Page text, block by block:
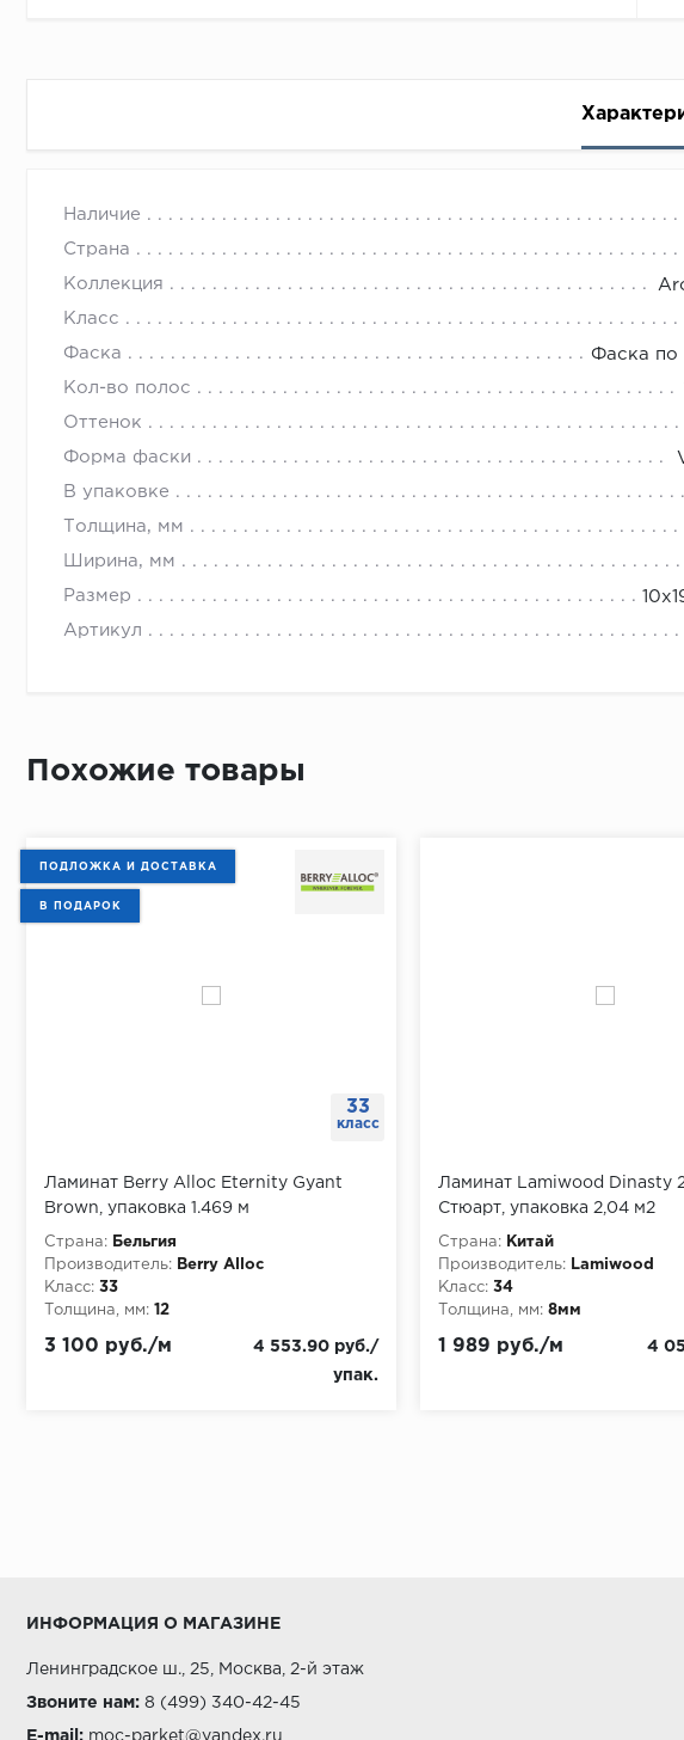
Наличие
Страна
Коллекция
Класс
Фаска Фаска по
Кол-во полос
Оттенок
Форма фаски
В упаковке
Толщина, мм
Ширина, мм
Размер
Артикул
Похожие товары
33
класс
ПОДЛОЖКА И ДОСТАВКА
В ПОДАРОК
Ламинат Berry Alloc Eternity Gyant
Brown, упаковка 1.469 м
Страна:
Бельгия
Производитель:
Berry Alloc
Класс: 33
Толщина, мм: 12
3 100 руб./м
4 553.90 руб./
упак.
Ламинат Lamiwood Dinasty
Стюарт, упаковка 2,04 м2
Страна:
Китай
Производитель:
Lamiwood
Класс: 34
Толщина, мм: 8мм
1 989 руб./м
4
ИНФОРМАЦИЯ О МАГАЗИНЕ
Ленинградское ш., 25, Москва, 2-й этаж
Звоните нам: 8 (499) 340-42-45
E-mail: moc-parket@yandex.ru